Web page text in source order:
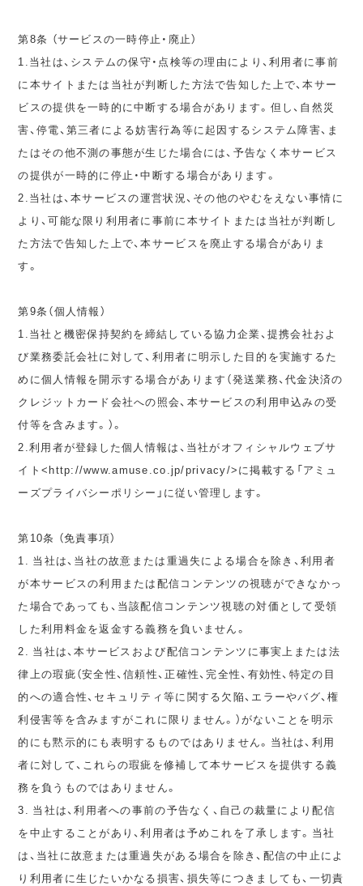
第8条 （サービスの一時停止・廃止）
1.当社は、システムの保守・点検等の理由により、利用者に事前
に本サイトまたは当社が判断した方法で告知した上で、本サー
ビスの提供を一時的に中断する場合があります。但し、自然災
害、停電、第三者による妨害行為等に起因するシステム障害、ま
たはその他不測の事態が生じた場合には、予告なく本サービス
の提供が一時的に停止・中断する場合があります。
2.当社は、本サービスの運営状況、その他のやむをえない事情に
より、可能な限り利用者に事前に本サイトまたは当社が判断し
た方法で告知した上で、本サービスを廃止する場合がありま
す。
第9条（個人情報）
1.当社と機密保持契約を締結している協力企業、提携会社およ
び業務委託会社に対して、利用者に明示した目的を実施するた
めに個人情報を開示する場合があります（発送業務、代金決済の
クレジットカード会社への照会、本サービスの利用申込みの受
付等を含みます。）。
2.利用者が登録した個人情報は、当社がオフィシャルウェブサ
イト<http://www.amuse.co.jp/privacy/>に掲載する「アミュ
ーズプライバシーポリシー」に従い管理します。
第10条 （免責事項）
1. 当社は、当社の故意または重過失による場合を除き、利用者
が本サービスの利用または配信コンテンツの視聴ができなかっ
た場合であっても、当該配信コンテンツ視聴の対価として受領
した利用料金を返金する義務を負いません。
2. 当社は、本サービスおよび配信コンテンツに事実上または法
律上の瑕疵（安全性、信頼性、正確性、完全性、有効性、特定の目
的への適合性、セキュリティ等に関する欠陥、エラーやバグ、権
利侵害等を含みますがこれに限りません。）がないことを明示
的にも黙示的にも表明するものではありません。当社は、利用
者に対して、これらの瑕疵を修補して本サービスを提供する義
務を負うものではありません。
3. 当社は、利用者への事前の予告なく、自己の裁量により配信
を中止することがあり、利用者は予めこれを了承します。当社
は、当社に故意または重過失がある場合を除き、配信の中止によ
り利用者に生じたいかなる損害、損失等につきましても、一切責